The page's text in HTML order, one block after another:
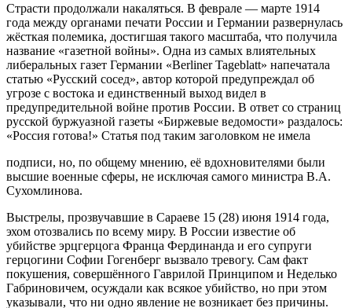
Страсти продолжали накаляться. В феврале — марте 1914
года между органами печати России и Германии развернулась
жёсткая полемика, достигшая такого масштаба, что получила
название «газетной войны». Одна из самых влиятельных
либеральных газет Германии «Berliner Tageblatt» напечатала
статью «Русский сосед», автор которой предупреждал об
угрозе с востока и единственный выход видел в
предупредительной войне против России. В ответ со страниц
русской буржуазной газеты «Биржевые ведомости» раздалось:
«Россия готова!» Статья под таким заголовком не имела
подписи, но, по общему мнению, её вдохновителями были
высшие военные сферы, не исключая самого министра В.А.
Сухомлинова.
Выстрелы, прозвучавшие в Сараеве 15 (28) июня 1914 года,
эхом отозвались по всему миру. В России известие об
убийстве эрцгерцога Франца Фердинанда и его супруги
герцогини Софии Гогенберг вызвало тревогу. Сам факт
покушения, совершённого Гаврилой Принципом и Неделько
Габриновичем, осуждали как всякое убийство, но при этом
указывали, что ни одно явление не возникает без причины.